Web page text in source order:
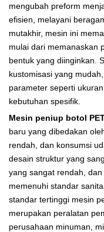
mengubah preform
efisien, melayani
mutakhir, mesin ini
mulai dari memanaskan
bentuk yang diinginkan.
kustomisasi yang
parameter seperti
kebutuhan spesifik.
Mesin peniup botol
baru yang dibedakan
rendah, dan konsumsi
desain struktur yang
yang sangat rendah,
memenuhi standar
standar tertinggi mesin
merupakan peralatan
perusahaan minuman,